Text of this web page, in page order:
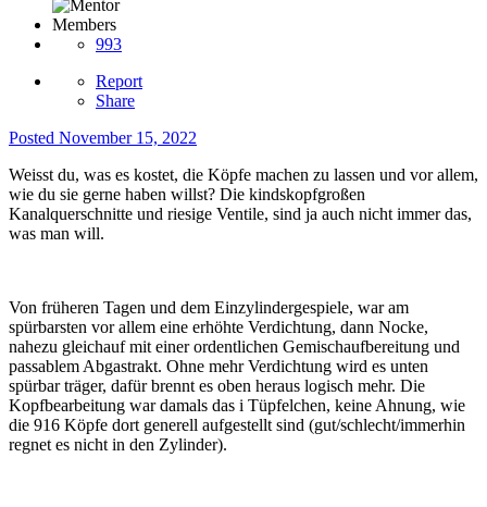
Members
993
Report
Share
Posted November 15, 2022
Weisst du, was es kostet, die Köpfe machen zu lassen und vor allem,
wie du sie gerne haben willst? Die kindskopfgroßen
Kanalquerschnitte und riesige Ventile, sind ja auch nicht immer das,
was man will.
Von früheren Tagen und dem Einzylindergespiele, war am
spürbarsten vor allem eine erhöhte Verdichtung, dann Nocke,
nahezu gleichauf mit einer ordentlichen Gemischaufbereitung und
passablem Abgastrakt. Ohne mehr Verdichtung wird es unten
spürbar träger, dafür brennt es oben heraus logisch mehr. Die
Kopfbearbeitung war damals das i Tüpfelchen, keine Ahnung, wie
die 916 Köpfe dort generell aufgestellt sind (gut/schlecht/immerhin
regnet es nicht in den Zylinder).